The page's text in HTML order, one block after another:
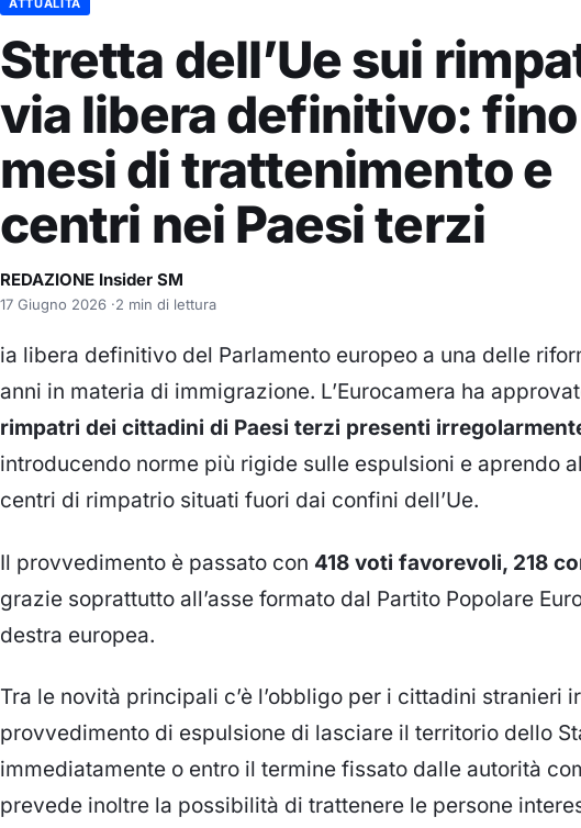
ATTUALITÀ
Stretta dell’Ue sui
via libera definitivo: fino
mesi di trattenimento e
centri nei Paesi terzi
REDAZIONE Insider SM
17 Giugno 2026 ·2 min di lettura
ia libera definitivo del Parlamento europeo a una delle
anni in materia di immigrazione. L’Eurocamera ha
rimpatri dei cittadini di Paesi terzi presenti
introducendo norme più rigide sulle espulsioni e aprendo
centri di rimpatrio situati fuori dai confini dell’Ue.
Il provvedimento è passato con 418 voti favorevoli, 218
grazie soprattutto all’asse formato dal Partito Popolare
destra europea.
Tra le novità principali c’è l’obbligo per i cittadini stranieri
provvedimento di espulsione di lasciare il territorio dello
immediatamente o entro il termine fissato dalle autorità
prevede inoltre la possibilità di trattenere le persone